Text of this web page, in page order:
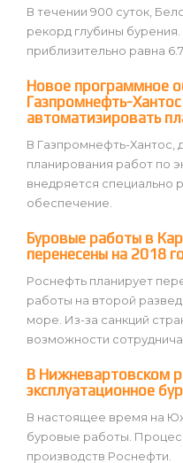
В течении 900 суток,
рекорд глубины
приблизительно равна
Новое программное
Газпромнефть-
автоматизировать
В Газпромнефть-Хантос,
планирования работ по
внедряется специально
обеспечение.
Буровые работы в
перенесены на 2018
Роснефть планирует
работы на второй
море. Из-за санкций
возможности
В Нижневартовском
эксплуатационное
В настоящее время на
буровые работы.
производств Роснефти.